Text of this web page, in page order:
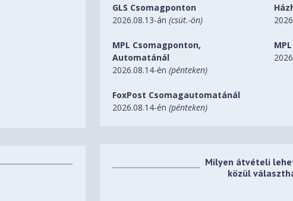
GLS Csomagponton
2026.08.13-án(csüt.-ön)
MPL Csomagponton,
Automatánál
2026.08.14-én(pénteken)
FoxPost Csomagautomatánál
2026.08.14-én(pénteken)
Milyen átvételi
közül